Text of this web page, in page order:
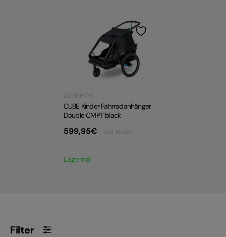
ZUBEHÖR
CUBE Kinder Fahrradanhänger
Double CMPT black
599,95€ inkl. MwSt.
Lagernd
Filter